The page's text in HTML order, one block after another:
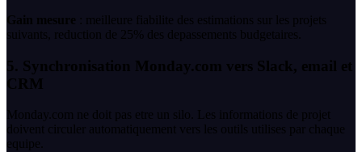
Gain mesure : meilleure fiabilite des estimations sur les projets
suivants, reduction de 25% des depassements budgetaires.
5. Synchronisation Monday.com vers Slack, email et
CRM
Monday.com ne doit pas etre un silo. Les informations de projet
doivent circuler automatiquement vers les outils utilises par chaque
equipe.